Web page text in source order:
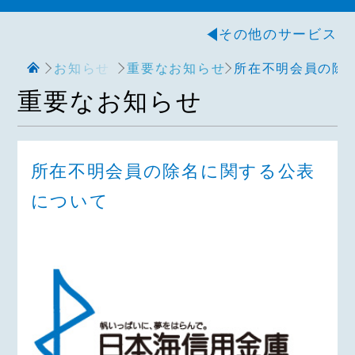
その他のサービス
お知らせ 重要なお知らせ 所在不明会員の除
重要なお知らせ
所在不明会員の除名に関する公表
について